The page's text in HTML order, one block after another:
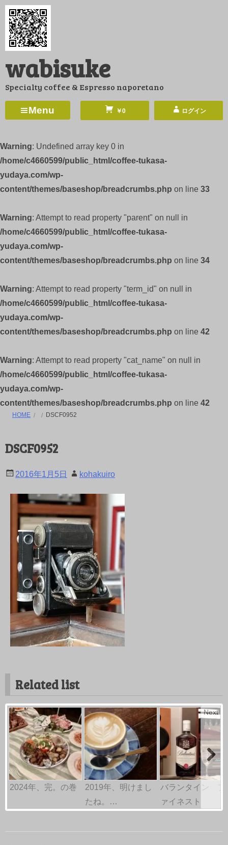
コ
ン
ツ
ス
ッ
wabisuke
Specialty coffee & Espresso naporetano
Menu ￥0 ログイン
Warning: Undefined array key 0 in
/home/c4660599/public_html/coffee-tukasa-
yudaya.com/wp-
content/themes/baseshop/breadcrumbs.php on line 33
Warning: Attempt to read property "parent" on null in
/home/c4660599/public_html/coffee-tukasa-
yudaya.com/wp-
content/themes/baseshop/breadcrumbs.php on line 34
Warning: Attempt to read property "term_id" on null in
/home/c4660599/public_html/coffee-tukasa-
yudaya.com/wp-
content/themes/baseshop/breadcrumbs.php on line 42
Warning: Attempt to read property "cat_name" on null in
/home/c4660599/public_html/coffee-tukasa-
yudaya.com/wp-
content/themes/baseshop/breadcrumbs.php on line 42
HOME DSCF0952
DSCF0952
2016年1月5日 kohakuiro
Related list
2024年、完。の巻
2019年、明けまし
たね。…
バランタイン フ
ァイネスト
Next